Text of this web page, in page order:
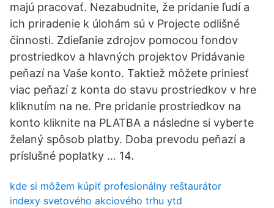
majú pracovať. Nezabudnite, že pridanie ľudí a
ich priradenie k úlohám sú v Projecte odlišné
činnosti. Zdieľanie zdrojov pomocou fondov
prostriedkov a hlavných projektov Pridávanie
peňazí na Vaše konto. Taktiež môžete priniesť
viac peňazí z konta do stavu prostriedkov v hre
kliknutím na ne. Pre pridanie prostriedkov na
konto kliknite na PLATBA a následne si vyberte
želaný spôsob platby. Doba prevodu peňazí a
príslušné poplatky … 14.
kde si môžem kúpiť profesionálny reštaurátor
indexy svetového akciového trhu ytd